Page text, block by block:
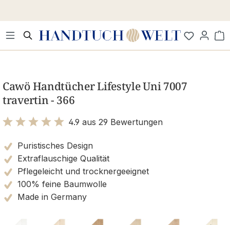
Cawö Handtücher Lifestyle Uni 7007
travertin - 366
4.9 aus 29 Bewertungen
Puristisches Design
Extraflauschige Qualität
Pflegeleicht und trocknergeeignet
100% feine Baumwolle
Made in Germany